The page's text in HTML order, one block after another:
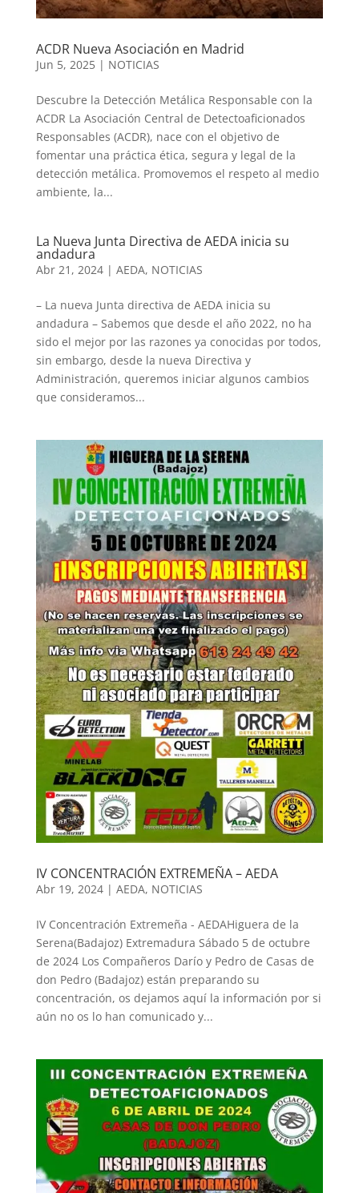
ACDR Nueva Asociación en Madrid
Jun 5, 2025| NOTICIAS
Descubre la Detección Metálica Responsable con la
ACDR La Asociación Central de Detectoaficionados
Responsables (ACDR), nace con el objetivo de
fomentar una práctica ética, segura y legal de la
detección metálica. Promovemos el respeto al medio
ambiente, la...
La Nueva Junta Directiva de AEDA inicia su
andadura
Abr 21, 2024| AEDA, NOTICIAS
– La nueva Junta directiva de AEDA inicia su
andadura – Sabemos que desde el año 2022, no ha
sido el mejor por las razones ya conocidas por todos,
sin embargo, desde la nueva Directiva y
Administración, queremos iniciar algunos cambios
que consideramos...
IV CONCENTRACIÓN EXTREMEÑA – AEDA
Abr 19, 2024| AEDA, NOTICIAS
IV Concentración Extremeña - AEDAHiguera de la
Serena(Badajoz) Extremadura Sábado 5 de octubre
de 2024 Los Compañeros Darío y Pedro de Casas de
don Pedro (Badajoz) están preparando su
concentración, os dejamos aquí la información por si
aún no os lo han comunicado y...